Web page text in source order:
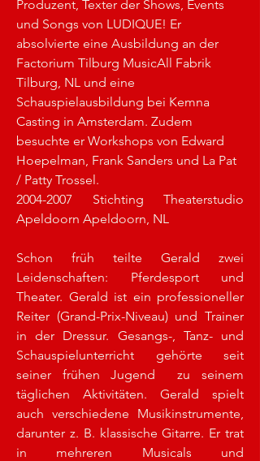
Produzent, Texter der Shows, Events
und Songs von LUDIQUE! Er
absolvierte eine Ausbildung an der
Factorium Tilburg MusicAll Fabrik
Tilburg, NL und eine
Schauspielausbildung bei Kemna
Casting in Amsterdam. Zudem
besuchte er Workshops von Edward
Hoepelman, Frank Sanders und La Pat
/ Patty Trossel.
2004-2007 Stichting Theaterstudio
Apeldoorn Apeldoorn, NL
Schon früh teilte Gerald zwei
Leidenschaften: Pferdesport und
Theater. Gerald ist ein professioneller
Reiter (Grand-Prix-Niveau) und Trainer
in der Dressur. Gesangs-, Tanz- und
Schauspielunterricht gehörte seit
seiner frühen Jugend  zu seinem
täglichen Aktivitäten. Gerald spielt
auch verschiedene Musikinstrumente,
darunter z. B. klassische Gitarre. Er trat
in mehreren Musicals und